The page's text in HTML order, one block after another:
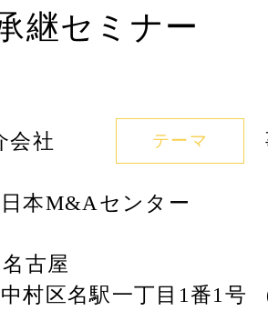
継セミナー
会社 テーマ
本M&Aセンター
古屋
村区名駅一丁目1番1号